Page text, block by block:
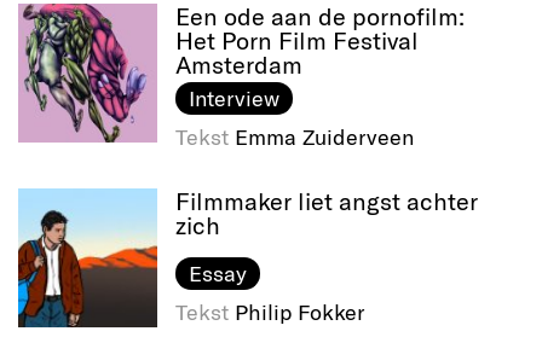
Een ode aan de pornofilm:
Het Porn Film Festival
Amsterdam
Interview
Tekst Emma Zuiderveen
Filmmaker liet angst achter
zich
Essay
Tekst Philip Fokker